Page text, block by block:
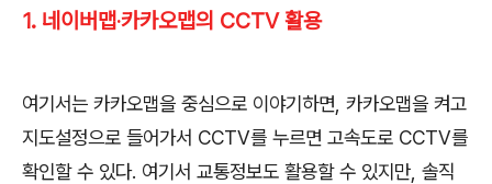
1. 네이버맵‧카카오맵의 CCTV 활용
여기서는 카카오맵을 중심으로 이야기하면 카카오맵을 켜고
지도설정으로 들어가서 CCTV를 누르면 고속도로 CCTV를
확인할 수 있다. 여기서 교통정보도 활용할 수 있지만 솔직